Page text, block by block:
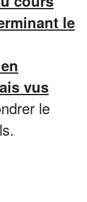
le
vus
le